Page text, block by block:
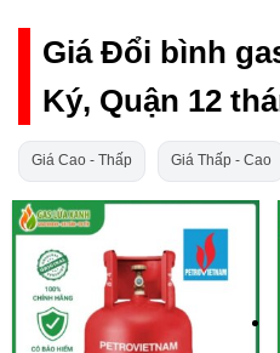
Giá Đổi bình
Ký, Quận 12
Giá Cao - Thấp Giá Thấp - Cao